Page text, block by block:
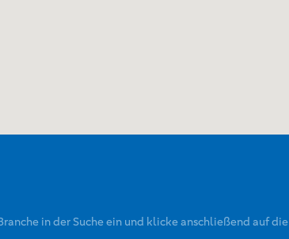
in der Suche ein und klicke anschließend auf die